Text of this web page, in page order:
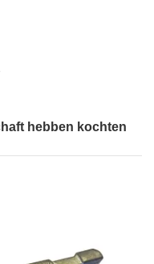
hebben kochten